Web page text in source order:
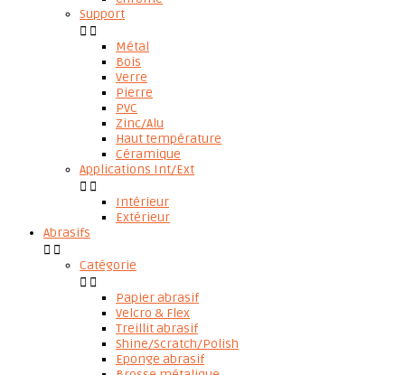
Support
 
Métal
Bois
Verre
Pierre
PVC
Zinc/Alu
Haut température
Céramique
Applications Int/Ext
 
Intérieur
Extérieur
Abrasifs
 
Catégorie
 
Papier abrasif
Velcro & Flex
Treillit abrasif
Shine/Scratch/Polish
Eponge abrasif